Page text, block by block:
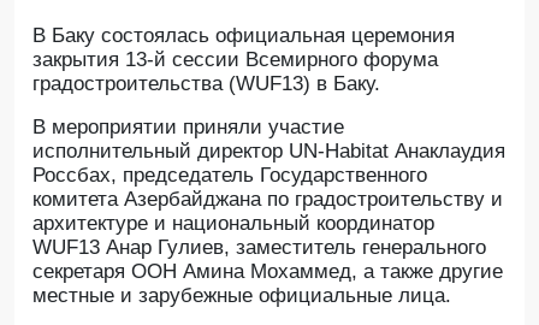
В Баку состоялась официальная церемония
закрытия 13-й сессии Всемирного форума
градостроительства (WUF13) в Баку.
B мероприятии приняли участие
исполнительный директор UN-Habitat Анаклаудия
Россбах, председатель Государственного
комитета Азербайджана по градостроительству и
архитектуре и национальный координатор
WUF13 Анар Гулиев, заместитель генерального
секретаря ООН Амина Мохаммед, а также другие
местные и зарубежные официальные лица.